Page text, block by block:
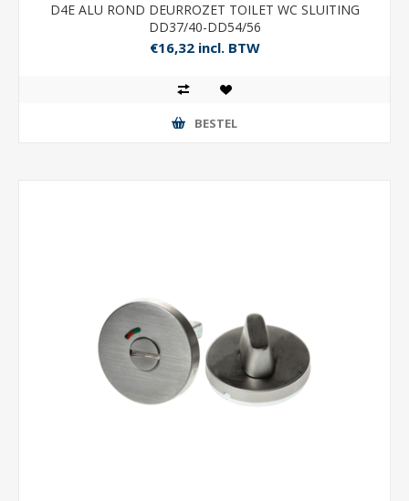
D4E ALU ROND DEURROZET TOILET WC SLUITING
DD37/40-DD54/56
€16,32 incl. BTW
BESTEL